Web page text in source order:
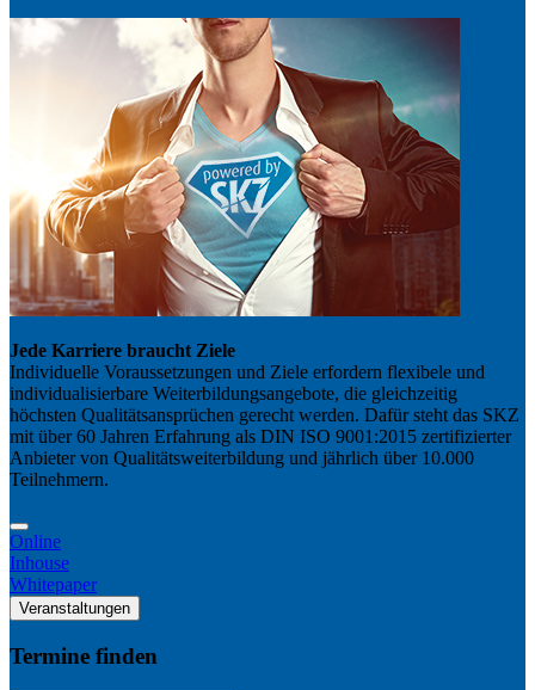
Jede Karriere braucht Ziele
Individuelle Voraussetzungen und Ziele erfordern flexibele und
individualisierbare Weiterbildungsangebote, die gleichzeitig
höchsten Qualitätsansprüchen gerecht werden. Dafür steht das SKZ
mit über 60 Jahren Erfahrung als DIN ISO 9001:2015 zertifizierter
Anbieter von Qualitätsweiterbildung und jährlich über 10.000
Teilnehmern.
Online
Inhouse
Whitepaper
Veranstaltungen
Termine finden